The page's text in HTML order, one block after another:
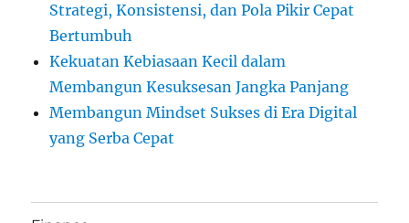
Strategi, Konsistensi, dan Pola Pikir Cepat
Bertumbuh
Kekuatan Kebiasaan Kecil dalam
Membangun Kesuksesan Jangka Panjang
Membangun Mindset Sukses di Era Digital
yang Serba Cepat